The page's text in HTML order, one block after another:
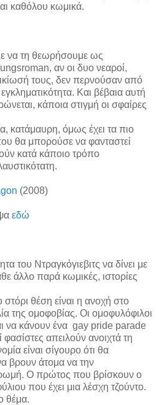
καθόλου κωμικά.
να τη θεωρήσουμε ως
, αν οι δυο νεαροί,
τους, δεν περνούσαν από
Και βέβαια αυτή
κάποια στιγμή οι σφαίρες
κατάμαυρη, όμως έχει τα πιο
θα μπορούσε να φανταστεί
κατά κάποιο τρόπο
(2008)
εδώ
του Ντραγκόγιεβιτς να δίνει με
άλλο παρά κωμικές, ιστορίες
θέση είναι η ανοχή στο
της ομοφοβίας. Οι ομοφυλόφιλοι
να κάνουν ένα gay pride parade
φασίστες απειλούν ανοιχτά τη
είναι σίγουρο ότι θα
βρουν άτομα να την
Ο πρώτος που βρίσκουν o
που έχει μια λέσχη τζούντο.
θέμα.